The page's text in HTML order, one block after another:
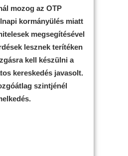
mozog az OTP
kormányülés miatt
megsegítésével
lesznek terítéken
kell készülni a
kereskedés javasolt.
szintjénél